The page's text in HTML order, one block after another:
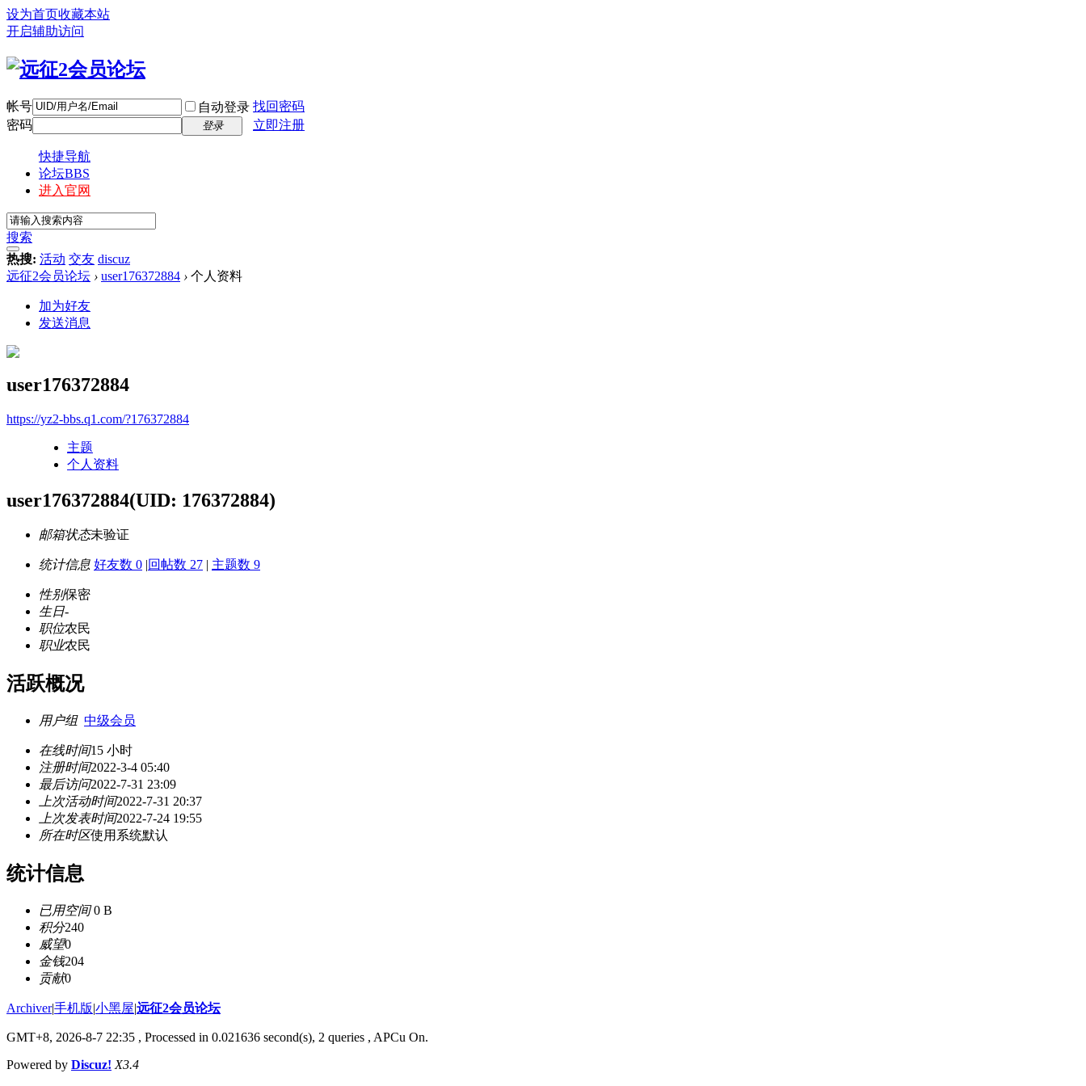
设为首页收藏本站
开启辅助访问
帐号 自动登录 找回密码
密码
登录 立即注册
快捷导航
论坛BBS
进入官网
搜索
热搜: 活动 交友 discuz
远征2会员论坛 › user176372884 › 个人资料
加为好友
发送消息
user176372884
https://yz2-bbs.q1.com/?176372884
主题
个人资料
user176372884(UID: 176372884)
邮箱状态未验证
统计信息 好友数 0 |回帖数 27 | 主题数 9
性别保密
生日-
职位农民
职业农民
活跃概况
用户组 中级会员
在线时间15 小时
注册时间2022-3-4 05:40
最后访问2022-7-31 23:09
上次活动时间2022-7-31 20:37
上次发表时间2022-7-24 19:55
所在时区使用系统默认
统计信息
已用空间0 B
积分240
威望0
金钱204
贡献0
Archiver|手机版|小黑屋|远征2会员论坛
GMT+8, 2026-8-7 22:35 , Processed in 0.021636 second(s), 2 queries , APCu On.
Powered by Discuz! X3.4